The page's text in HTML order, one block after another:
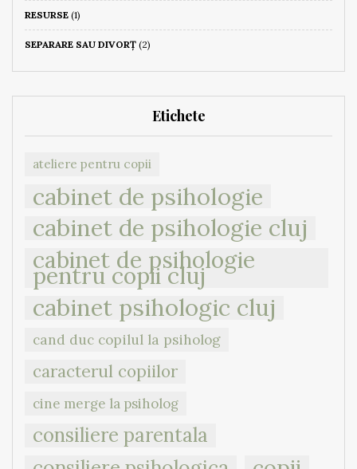
RESURSE (1)
SEPARARE SAU DIVORȚ (2)
Etichete
ateliere pentru copii
cabinet de psihologie
cabinet de psihologie cluj
cabinet de psihologie
pentru copii cluj
cabinet psihologic cluj
cand duc copilul la psiholog
caracterul copiilor
cine merge la psiholog
consiliere parentala